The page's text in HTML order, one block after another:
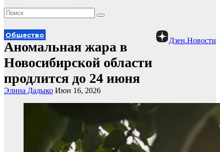
Дзен.Новости
Общество
Аномальная жара в
Новосибирской области
продлится до 24 июня
Элина Дадыко Июн 16, 2026